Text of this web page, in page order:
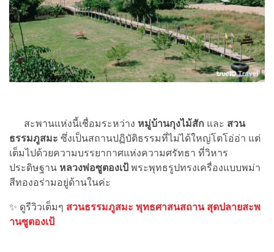
สะพานแห่งนี้เชื่อมระหว่าง หมู่บ้านกุงไม้สัก และ สวน
ธรรมภูสมะ ซึ่งเป็นสถานปฏิบัติธรรมที่ไม่ได้ใหญ่โตโอ่อ่า แต่
เต็มไปด้วยความบรรยากาศแห่งความศรัทธา ที่วิหาร
ประดิษฐาน หลวงพ่อซูตองเป้ พระพุทธรูปทรงเครื่องแบบพม่า
สีทองอร่ามอยู่ด้านในค่ะ
✨ ดูรีวิวเต็มๆ สวนธรรมภูสมะ พุทธศาสนสถาน สุดปลายสะพ
านซูตองเป้